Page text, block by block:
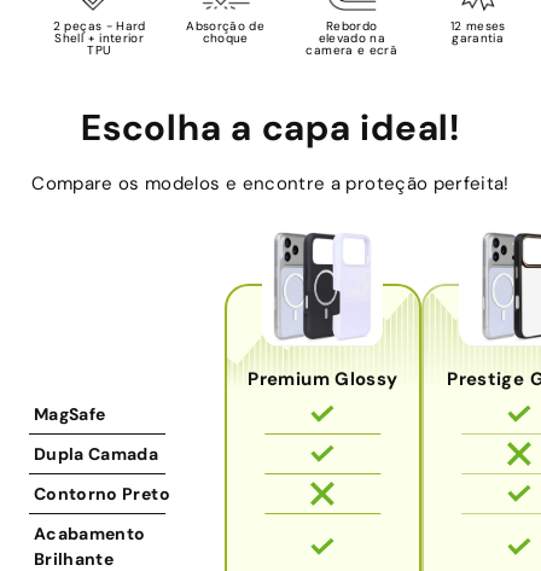
2 peças - Hard
Shell + interior
TPU
Absorção de
choque
Rebordo
elevado na
camera e ecrã
12 meses
garantia
Escolha a capa ideal!
Compare os modelos e encontre a proteção perfeita!
Premium Glossy Prestige
MagSafe
Dupla Camada
Contorno Preto
Acabamento
Brilhante